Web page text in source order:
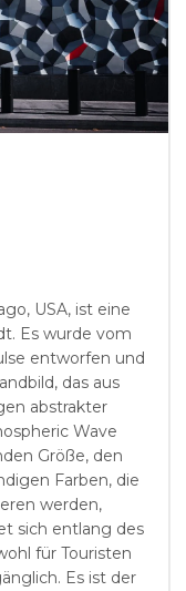
USA, ist eine
Es wurde vom
entworfen und
das aus
abstrakter
Wave
Größe, den
Farben, die
werden,
sich entlang des
für Touristen
Es ist der